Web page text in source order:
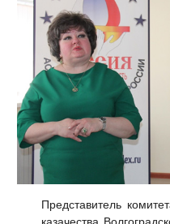
Представитель
казачества